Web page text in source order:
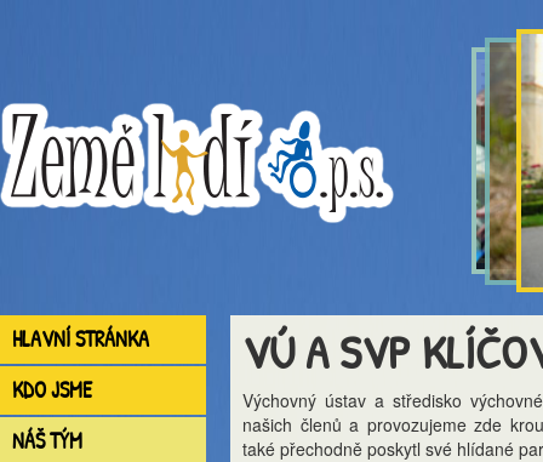
HLAVNÍ STRÁNKA
KDO JSME
NÁŠ TÝM
VÚ A SVP
Výchovný ústav a středisko
našich členů a provozujeme zde
také přechodně poskytl své hlídané